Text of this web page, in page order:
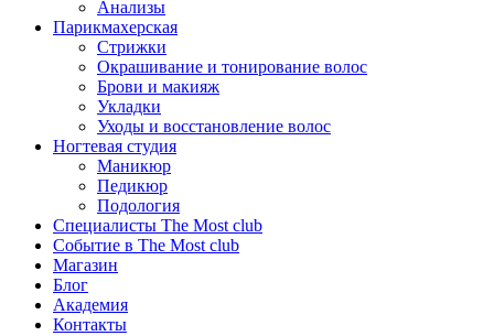
Анализы
Парикмахерская
Стрижки
Окрашивание и тонирование волос
Брови и макияж
Укладки
Уходы и восстановление волос
Ногтевая студия
Маникюр
Педикюр
Подология
Специалисты The Most club
Событие в The Most club
Магазин
Блог
Академия
Контакты